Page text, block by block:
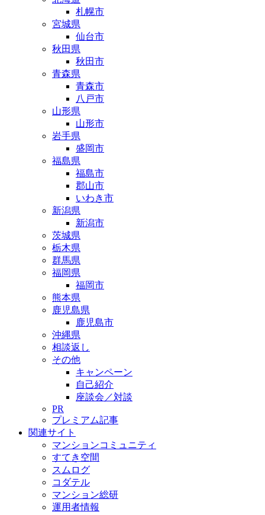
札幌市
宮城県
仙台市
秋田県
秋田市
青森県
青森市
八戸市
山形県
山形市
岩手県
盛岡市
福島県
福島市
郡山市
いわき市
新潟県
新潟市
茨城県
栃木県
群馬県
福岡県
福岡市
熊本県
鹿児島県
鹿児島市
沖縄県
相談返し
その他
キャンペーン
自己紹介
座談会／対談
PR
プレミアム記事
関連サイト
マンションコミュニティ
すてき空間
スムログ
コダテル
マンション総研
運用者情報